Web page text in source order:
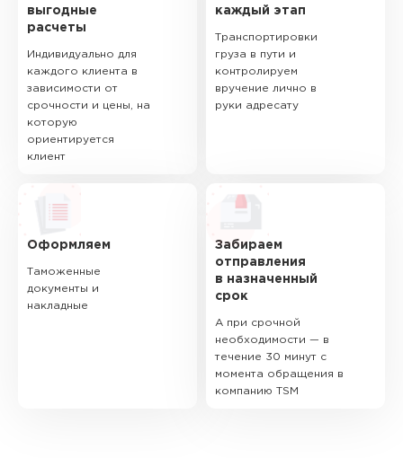
выгодные
расчеты
Индивидуально для
каждого клиента в
зависимости от
срочности и цены, на
которую
ориентируется
клиент
каждый этап
Транспортировки
груза в пути и
контролируем
вручение лично в
руки адресату
Оформляем
Таможенные
документы и
накладные
Забираем
отправления
в назначенный
срок
А при срочной
необходимости — в
течение 30 минут с
момента обращения в
компанию TSM